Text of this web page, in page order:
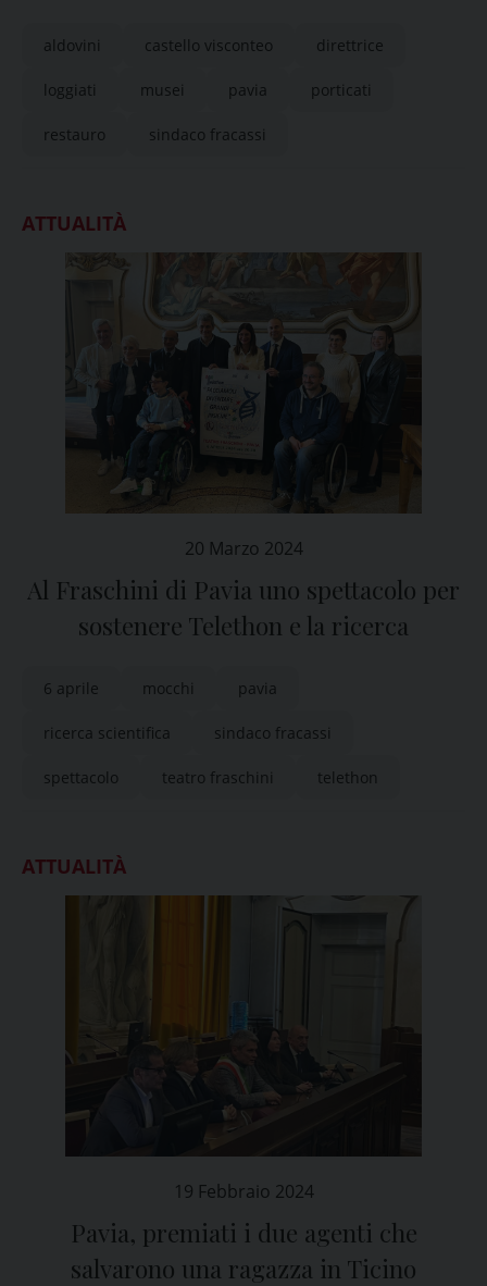
aldovini castello visconteo direttrice
loggiati musei pavia porticati
restauro sindaco fracassi
ATTUALITÀ
20 Marzo 2024
Al Fraschini di Pavia uno spettacolo per
sostenere Telethon e la ricerca
6 aprile mocchi pavia
ricerca scientifica sindaco fracassi
spettacolo teatro fraschini telethon
ATTUALITÀ
19 Febbraio 2024
Pavia, premiati i due agenti che
salvarono una ragazza in Ticino